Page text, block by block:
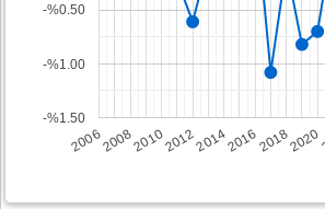
20062008201020122014201620182020
-%1.50
-%1.00
-%0.50